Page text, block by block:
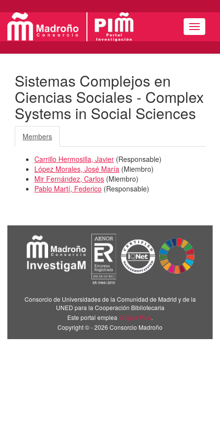
Sistemas Complejos en
Ciencias Sociales - Complex
Systems in Social Sciences
Members
Carrillo Hermosilla, Javier (Responsable)
López Morales, José María (Miembro)
Mir Fernández, Carlos (Miembro)
Pablo Martí, Federico (Responsable)
Consorcio de Universidades de la Comunidad de Madrid y de la
UNED para la Cooperación Bibliotecaria
Este portal emplea Brújula Plus.
Copyright © - 2026 Consorcio Madroño